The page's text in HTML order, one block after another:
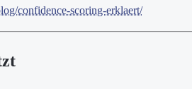
confidence-scoring-erklaert/